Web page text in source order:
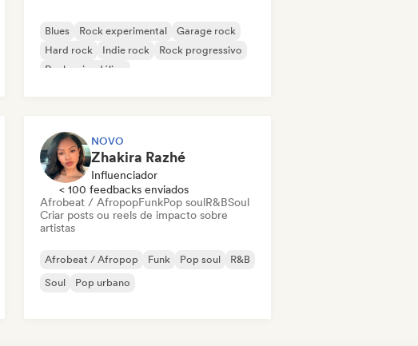
Blues Rock experimental
Garage rock
Hard rock
Indie rock
Rock progressivo
Rock psicodélico
NOVO
Zhakira Razhé
Influenciador
< 100 feedbacks enviados
Afrobeat / AfropopFunkPop soulR&BSoul
Criar posts ou reels de impacto sobre
artistas
Afrobeat / Afropop Funk Pop soul
R&B
Soul
Pop urbano